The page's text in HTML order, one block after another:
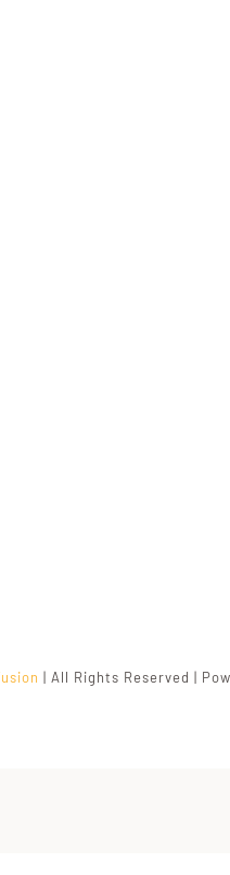
| All Rights Reserved |